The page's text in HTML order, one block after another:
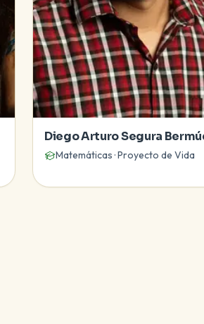
Diego Arturo Segura
Matemáticas · Proyecto de Vida